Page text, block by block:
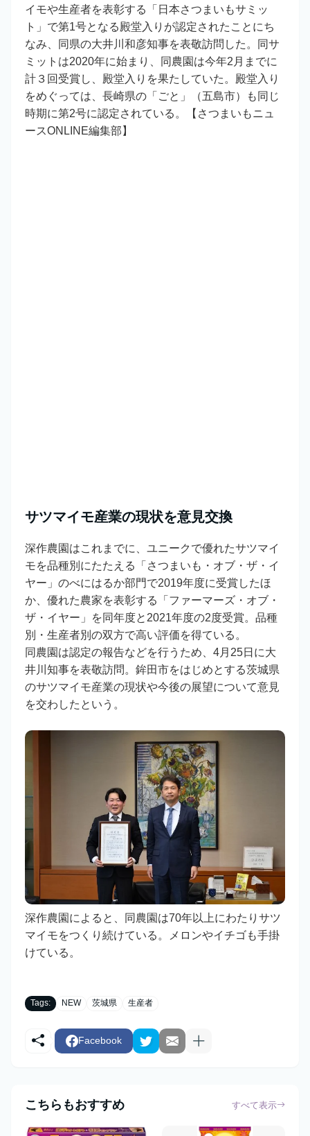
イモや生産者を表彰する「日本さつまいもサミッ
ト」で第1号となる殿堂入りが認定されたことにち
なみ、同県の大井川和彦知事を表敬訪問した。同サ
ミットは2020年に始まり、同農園は今年2月までに
計３回受賞し、殿堂入りを果たしていた。殿堂入り
をめぐっては、長崎県の「ごと」（五島市）も同じ
時期に第2号に認定されている。【さつまいもニュ
ースONLINE編集部】
サツマイモ産業の現状を意見交換
深作農園はこれまでに、ユニークで優れたサツマイ
モを品種別にたたえる「さつまいも・オブ・ザ・イ
ヤー」のべにはるか部門で2019年度に受賞したほ
か、優れた農家を表彰する「ファーマーズ・オブ・
ザ・イヤー」を同年度と2021年度の2度受賞。品種
別・生産者別の双方で高い評価を得ている。
同農園は認定の報告などを行うため、4月25日に大
井川知事を表敬訪問。鉾田市をはじめとする茨城県
のサツマイモ産業の現状や今後の展望について意見
を交わしたという。
深作農園によると、同農園は70年以上にわたりサツ
マイモをつくり続けている。メロンやイチゴも手掛
けている。
Tags: NEW 茨城県 生産者
Facebook
こちらもおすすめ すべて表示